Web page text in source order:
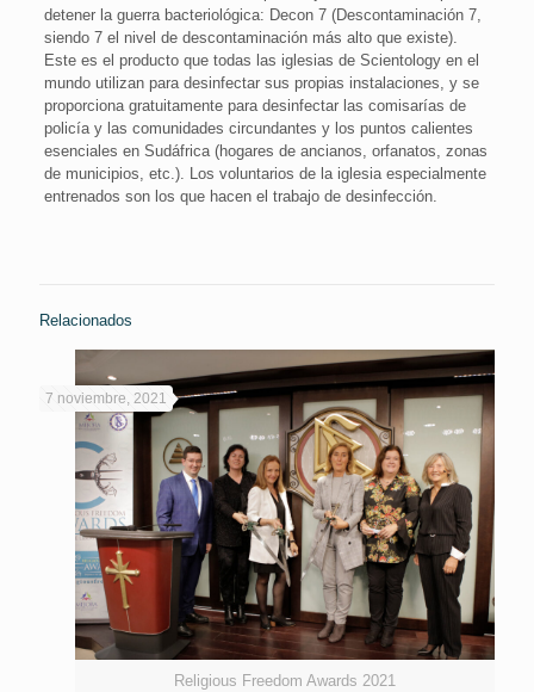
detener la guerra bacteriológica: Decon 7 (Descontaminación 7,
siendo 7 el nivel de descontaminación más alto que existe).
Este es el producto que todas las iglesias de Scientology en el
mundo utilizan para desinfectar sus propias instalaciones, y se
proporciona gratuitamente para desinfectar las comisarías de
policía y las comunidades circundantes y los puntos calientes
esenciales en Sudáfrica (hogares de ancianos, orfanatos, zonas
de municipios, etc.). Los voluntarios de la iglesia especialmente
entrenados son los que hacen el trabajo de desinfección.
Relacionados
Religious Freedom Awards 2021
7 noviembre, 2021